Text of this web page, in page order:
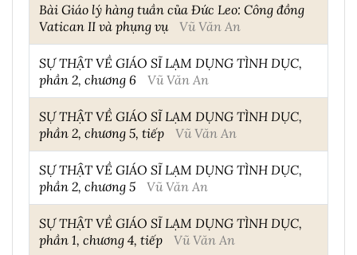
Bài Giáo lý hàng tuần của Đức Leo: Công đồng
Vatican II và phụng vụ
Vũ Văn An
SỰ THẬT VỀ GIÁO SĨ LẠM DỤNG TÌNH DỤC,
phần 2, chương 6
Vũ Văn An
SỰ THẬT VỀ GIÁO SĨ LẠM DỤNG TÌNH DỤC,
phần 2, chương 5, tiếp
Vũ Văn An
SỰ THẬT VỀ GIÁO SĨ LẠM DỤNG TÌNH DỤC,
phần 2, chương 5
Vũ Văn An
SỰ THẬT VỀ GIÁO SĨ LẠM DỤNG TÌNH DỤC,
phần 1, chương 4, tiếp
Vũ Văn An